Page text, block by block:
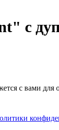
с
с вами для